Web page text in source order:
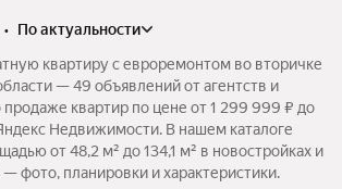
•
по актуальности
квартиру с евроремонтом во вторичке
— 49 объявлений от агентств и
продаже квартир по цене от 1 299 999 ₽ до
Недвижимости. В нашем каталоге
от 48,2 м² до 134,1 м² в новостройках и
фото, планировки и характеристики.